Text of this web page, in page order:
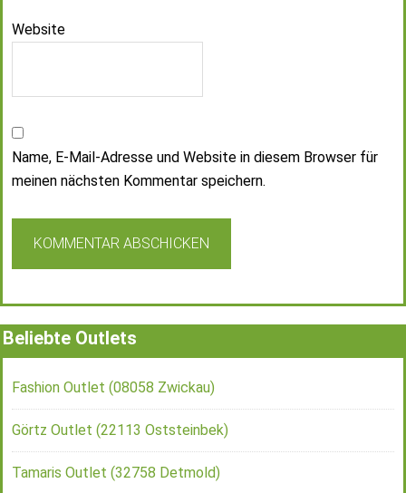
Website
Name, E-Mail-Adresse und Website in diesem Browser für
meinen nächsten Kommentar speichern.
Beliebte Outlets
Fashion Outlet (08058 Zwickau)
Görtz Outlet (22113 Oststeinbek)
Tamaris Outlet (32758 Detmold)